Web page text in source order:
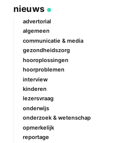
Je e-mailadres wordt niet gepubliceerd.
gemarkeerd met
*
Naam*
nieuws
advertorial
algemeen
communicatie & media
gezondheidszorg
hooroplossingen
hoorproblemen
interview
kinderen
lezersvraag
onderwijs
onderzoek & wetenschap
opmerkelijk
reportage